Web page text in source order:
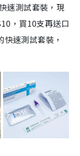
速測試套裝，現
，買10支再送口
速測試套裝，